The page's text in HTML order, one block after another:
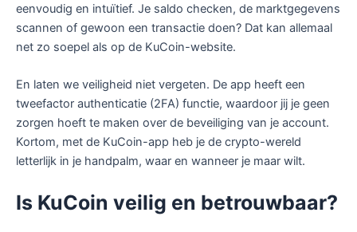
eenvoudig en intuïtief. Je saldo checken, de marktgegevens
scannen of gewoon een transactie doen? Dat kan allemaal
net zo soepel als op de KuCoin-website.
En laten we veiligheid niet vergeten. De app heeft een
tweefactor authenticatie (2FA) functie, waardoor jij je geen
zorgen hoeft te maken over de beveiliging van je account.
Kortom, met de KuCoin-app heb je de crypto-wereld
letterlijk in je handpalm, waar en wanneer je maar wilt.
Is KuCoin veilig en betrouwbaar?